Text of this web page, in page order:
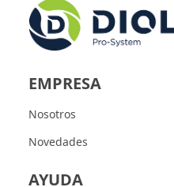
EMPRESA
Nosotros
Novedades
AYUDA